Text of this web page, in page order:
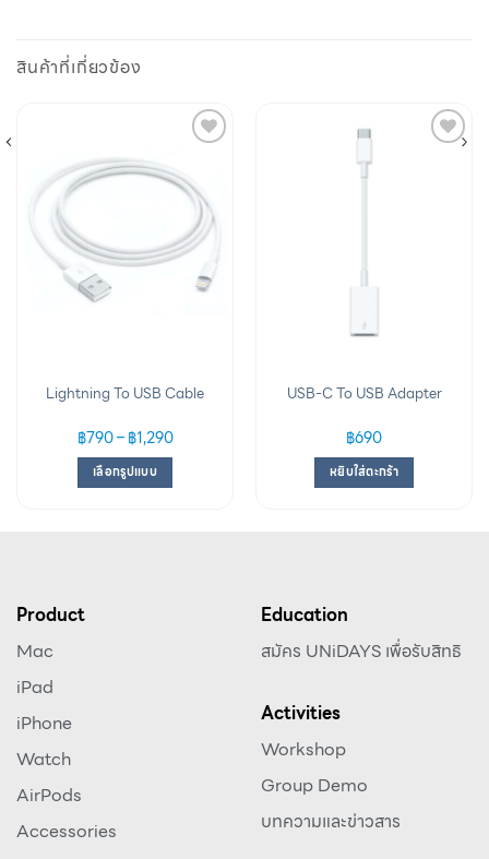
สินค้าที่เกี่ยวข้อง
wishlist
Lightning To USB Cable
฿790– ฿1,290
เลือกรูปแบบ
USB-C To USB Adapter
฿690
หยิบใส่ตะกร้า
Product
Mac
iPad
iPhone
Watch
AirPods
Accessories
Education
สมัคร UNiDAYS เพื่อรับสิทธิ
Activities
Workshop
Group Demo
บทความและข่าวสาร